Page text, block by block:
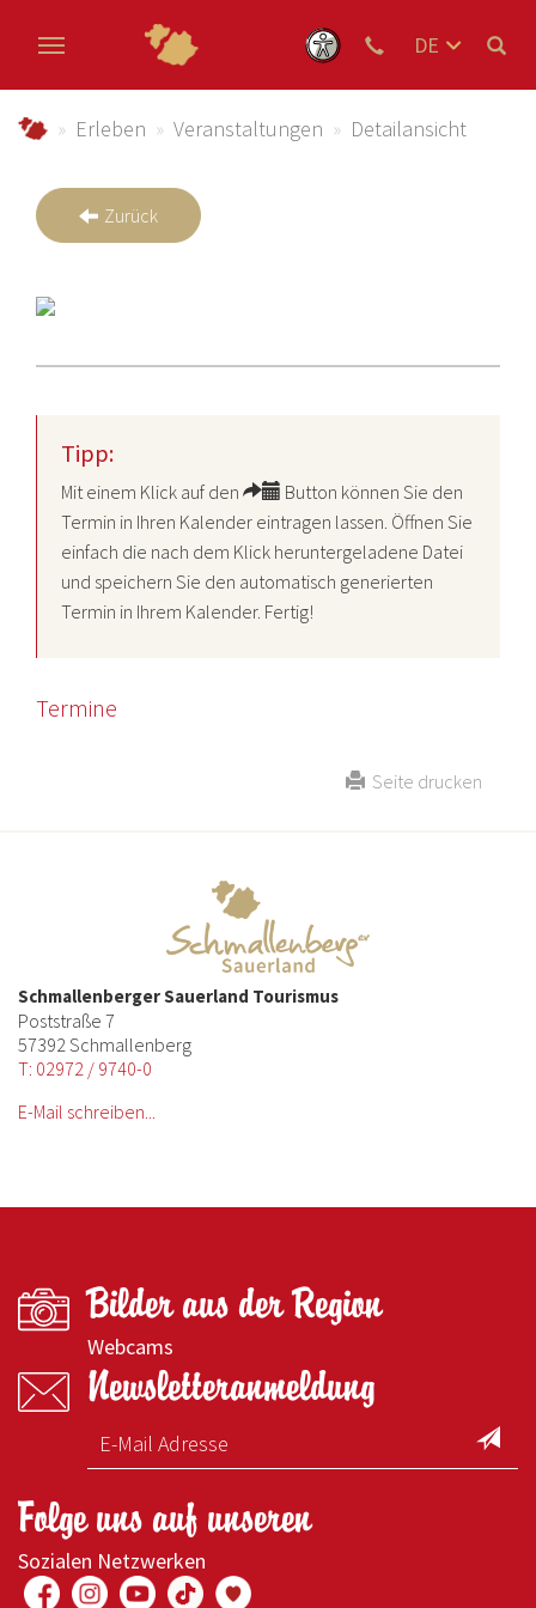
DE
schmallenberger-sauerland.de
Erleben Veranstaltungen Detailansicht
Zurück
Tipp:
Mit einem Klick auf den
Button können Sie den
Termin in Ihren Kalender eintragen lassen. Öffnen Sie
einfach die nach dem Klick heruntergeladene Datei
und speichern Sie den automatisch generierten
Termin in Ihrem Kalender. Fertig!
Termine
Seite drucken
Schmallenberger Sauerland Tourismus
Poststraße 7
57392 Schmallenberg
T: 02972 / 9740-0
E-Mail schreiben...
Bilder aus der Region
Webcams
Newsletteranmeldung
Folge uns auf unseren
Sozialen Netzwerken